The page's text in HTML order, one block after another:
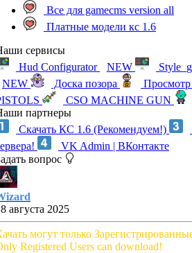
Все для gamecms version all
Платные модели кс 1.6
сервисы
Hud Configurator
NEW
NEW
Доска позора
CSO MACHINE GUN
партнеры
Скачать КС 1.6 (Рекомендуем!)
VK Admin | ВКонтакте
вопрос
августа 2025
могут только
Registered Users can download!